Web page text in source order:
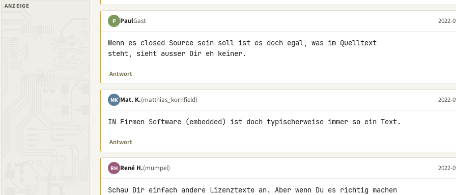
ANZEIGE
P PaulGast 2022-
Wenn es closed Source sein soll ist es doch egal, was im Quelltext
steht, sieht ausser Dir eh keiner.
Antwort
MK Mat. K.(matthias_kornfield) 2022-
IN Firmen Software (embedded) ist doch typischerweise immer so ein Text.
Antwort
RH René H.(mumpel) 2022-
Schau Dir einfach andere Lizenztexte an. Aber wenn Du es richtig machen